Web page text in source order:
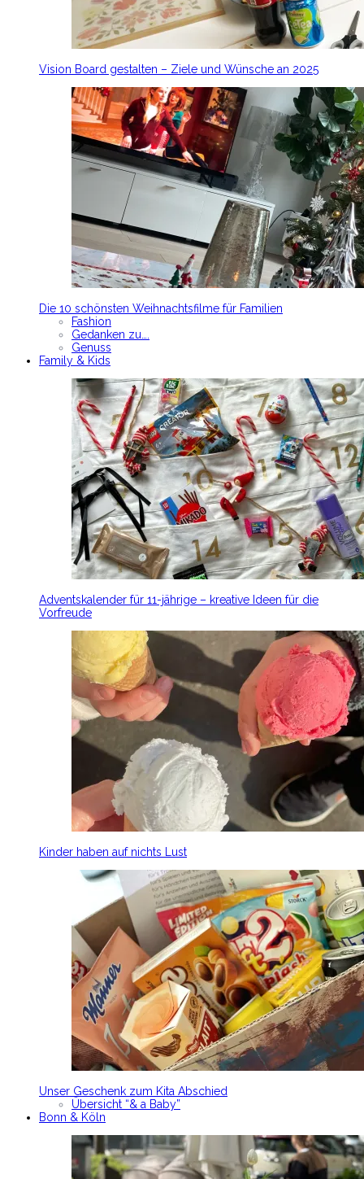
Vision Board gestalten – Ziele und Wünsche an 2025
Die 10 schönsten Weihnachtsfilme für Familien
Fashion
Gedanken zu….
Genuss
Family & Kids
Adventskalender für 11-jährige – kreative Ideen für die
Vorfreude
Kinder haben auf nichts Lust
Unser Geschenk zum Kita Abschied
Übersicht “& a Baby”
Bonn & Köln